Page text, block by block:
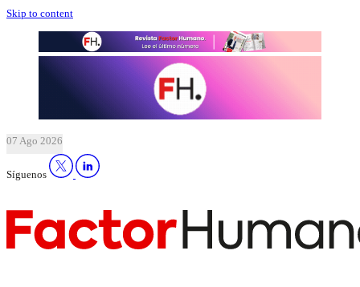
Skip to content
07 Ago 2026
Síguenos